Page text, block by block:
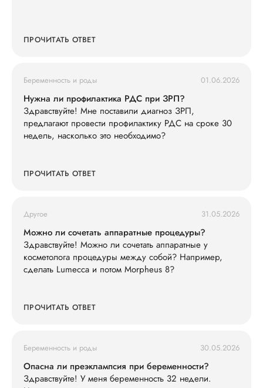
ПРОЧИТАТЬ ОТВЕТ
Беременность и роды 01.06.2026
Нужна ли профилактика РДС при ЗРП?
Здравствуйте! Мне поставили диагноз ЗРП,
предлагают провести профилактику РДС на сроке 30
недель, насколько это необходимо?
ПРОЧИТАТЬ ОТВЕТ
Другое 31.05.2026
Можно ли сочетать аппаратные процедуры?
Здравствуйте! Можно ли сочетать аппаратные у
косметолога процедуры между собой? Например,
сделать Lumecca и потом Morpheus 8?
ПРОЧИТАТЬ ОТВЕТ
Беременность и роды 30.05.2026
Опасна ли преэклампсия при беременности?
Здравствуйте! У меня беременность 32 недели.